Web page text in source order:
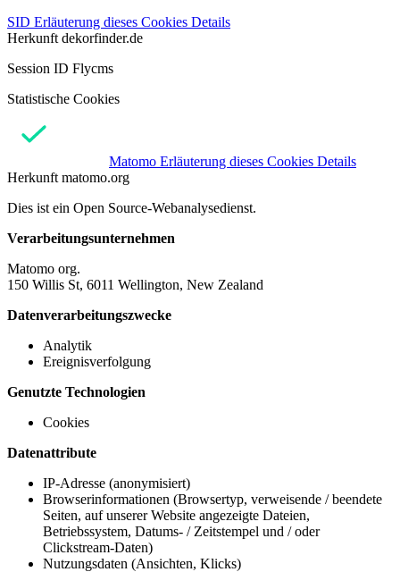
SID Erläuterung dieses Cookies Details
Herkunft dekorfinder.de
Session ID Flycms
Statistische Cookies
Matomo Erläuterung dieses Cookies Details
Herkunft matomo.org
Dies ist ein Open Source-Webanalysedienst.
Verarbeitungsunternehmen
Matomo org.
150 Willis St, 6011 Wellington, New Zealand
Datenverarbeitungszwecke
Analytik
Ereignisverfolgung
Genutzte Technologien
Cookies
Datenattribute
IP-Adresse (anonymisiert)
Browserinformationen (Browsertyp, verweisende / beendete
Seiten, auf unserer Website angezeigte Dateien,
Betriebssystem, Datums- / Zeitstempel und / oder
Clickstream-Daten)
Nutzungsdaten (Ansichten, Klicks)